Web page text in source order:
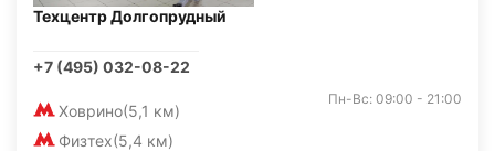
Техцентр Долгопрудный
+7 (495) 032-08-22
Ховрино(5,1 км)
Физтех(5,4 км)
Пн-Вс: 09:00 - 21:00